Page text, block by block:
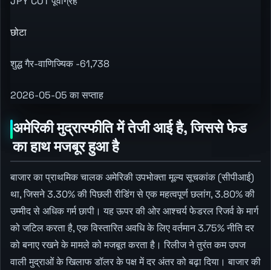
छोटा
शुद्ध गैर-वाणिज्यिक -61,738
2026-05-05 का सप्ताह
अमेरिकी मुद्रास्फीति में तेजी आई है, जिससे फेड
का हाथ मजबूर हुआ है
बाजार का प्राथमिक चालक अमेरिकी उपभोक्ता मूल्य सूचकांक (सीपीआई)
था, जिसने 3.30% की पिछली रीडिंग से एक महत्वपूर्ण छलांग, 3.80% की
उम्मीद से अधिक गर्म छापी। यह ऊपर की ओर आश्चर्य फेडरल रिजर्व के मार्ग
को जटिल करता है, एक विस्तारित अवधि के लिए वर्तमान 3.75% नीति दर
को बनाए रखने के मामले को मजबूत करता है। रिलीज ने तुरंत कम उपज
वाली मुद्राओं के खिलाफ डॉलर के पक्ष में दर अंतर को बढ़ा दिया। बाजार की